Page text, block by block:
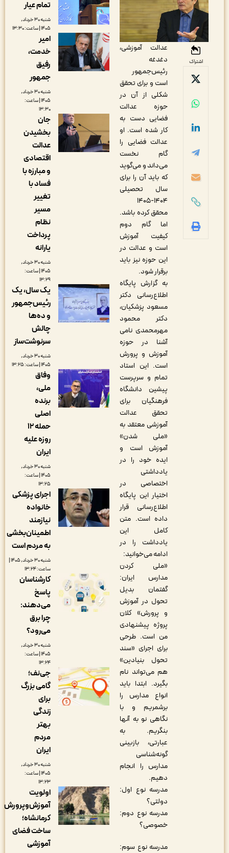
عدالت آموزشی،
دغدغه
رئیس‌جمهور
است و برای تحقق
شکلی از آن در
حوزه عدالت
فضایی دست به
کار شده است. او
عدالت فضایی را
گام نخست
می‌داند و می‌گوید
که باید آن را برای
سال تحصیلی
۱۴۰۴-۱۴۰۵
محقق کرده باشد.
اما گام دوم
کیفیت آموزش
است و عدالت در
این حوزه نیز باید
برقرار شود.
به گزارش پایگاه
اطلاع‌رسانی دکتر
مسعود پزشکیان،
دکتر محمود
مهرمحمدی نامی
آشنا در حوزه
آموزش و پرورش
است. این استاد
تمام و سرپرست
پیشین دانشگاه
فرهنگیان برای
تحقق عدالت
آموزشی معتقد به
«ملی شدن»
آموزش است و
ایده خود را در
یادداشتی
اختصاصی در
اختیار این پایگاه
اطلاع‌رسانی قرار
داده است. متن
کامل این
یادداشت را در
ادامه می‌خوانید:
«ملی کردن
مدارس ایران:
گفتمان بدیل
تحول در آموزش
و پرورش» کلان
پروژه پیشنهادی
من است. طرحی
برای اجرای «سند
تحول بنیادین»
هم می‌تواند نام
بگیرد. ابتدا باید
انواع مدارس را
برشمریم و با
نگاهی نو به آنها
بنگریم. به
عبارتی، بازبینی
گونه‌شناسی
مدارس را انجام
مدرسه نوع اول:
مدرسه نوع دوم:
خصوصی؟
مدرسه نوع سوم:
تمام عیار
شنبه ۳۰ خرداد,
خدمت،
رفیق
شنبه ۳۰ خرداد,
۱۴۰۵ | ساعت:
جان
بخشیدن
عدالت
اقتصادی
و مبارزه با
پرداخت
شنبه ۳۰ خرداد,
۱۴۰۵ | ساعت:
یک سال، یک
رئیس‌جمهور
و ده‌ها
سرنوشت‌ساز
شنبه ۳۰ خرداد,
وفاق
ملی،
‌برنده
حمله ۱۲
روزه علیه
شنبه ۳۰ خرداد,
۱۴۰۵ | ساعت:
اجرای پزشکی
خانواده
نیازمند
اطمینان‌بخشی
به مردم است
شنبه ۳۰ خرداد, ۱۴۰۵ |
کارشناسان
پاسخ
می‌دهند:
می‌رود؟
شنبه ۳۰ خرداد,
۱۴۰۵ | ساعت:
جی‌نف؛
گامی بزرگ
برای
شنبه ۳۰ خرداد,
۱۴۰۵ | ساعت:
اولویت
آموزش‌وپرورش
کرمانشاه؛
ساخت فضای
آموزشی